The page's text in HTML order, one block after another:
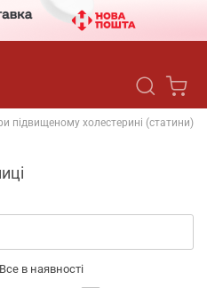
підвищеному холестерині (статини)
Все в наявності